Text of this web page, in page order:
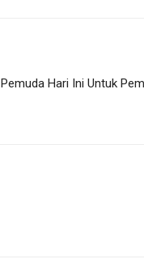
Pemuda Hari Ini Untuk